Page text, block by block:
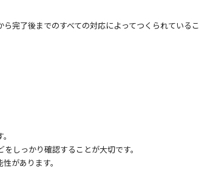
完了後までのすべての対応によってつくられているこ
しっかり確認することが大切です。
があります。